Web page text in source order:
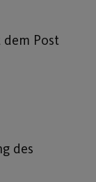
Post
des